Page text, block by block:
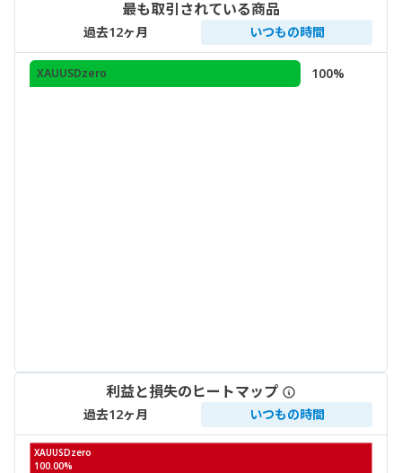
最も取引されている商品
過去12ヶ月 いつもの時間
XAUUSDzero 100%
利益と損失のヒートマップ
過去12ヶ月 いつもの時間
XAUUSDzero
100.00%